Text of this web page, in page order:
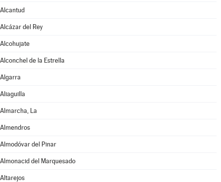
Alcantud
Alcázar del Rey
Alcohujate
Alconchel de la Estrella
Algarra
Aliaguilla
Almarcha, La
Almendros
Almodóvar del Pinar
Almonacid del Marquesado
Altarejos